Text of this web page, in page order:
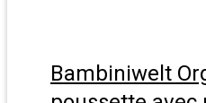
Bambiniwelt